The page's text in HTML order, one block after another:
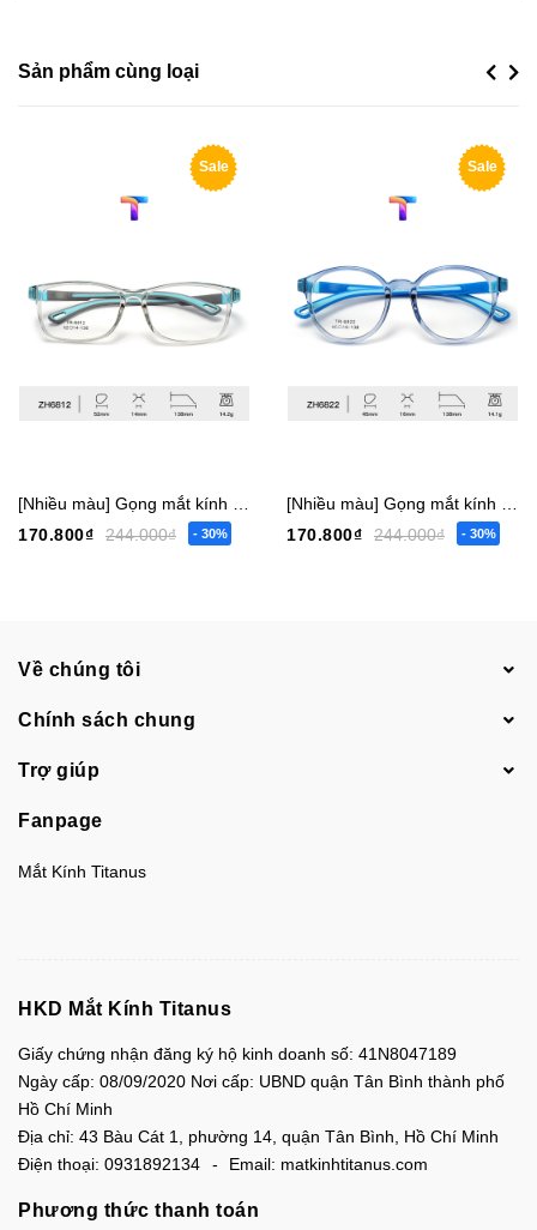
Sản phẩm cùng loại Previous
Sale
170.800₫
244.000₫ - 30%
Sale
170.800₫
244.000₫ - 30%
Next
Về chúng tôi
Chính sách chung
Trợ giúp
Fanpage
Mắt Kính Titanus
HKD Mắt Kính Titanus
Giấy chứng nhận đăng ký hộ kinh doanh số: 41N8047189
Ngày cấp: 08/09/2020 Nơi cấp: UBND quận Tân Bình thành phố
Hồ Chí Minh
Địa chỉ: 43 Bàu Cát 1, phường 14, quận Tân Bình, Hồ Chí Minh
Điện thoại: 0931892134 Email: matkinhtitanus.com
Phương thức thanh toán